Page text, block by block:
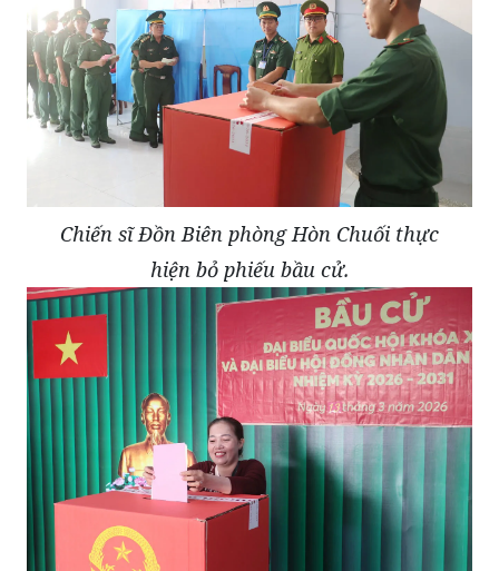
Chiến sĩ Đồn Biên phòng Hòn Chuối thực
hiện bỏ phiếu bầu cử.